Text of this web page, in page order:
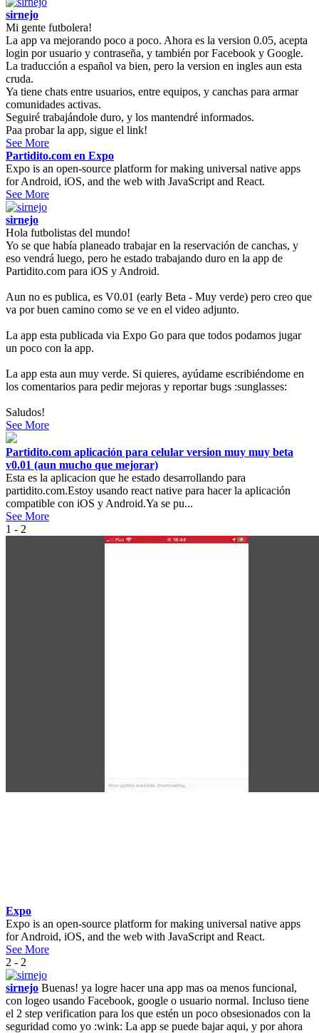
sirnejo
Mi gente futbolera!
La app va mejorando poco a poco. Ahora es la version 0.05, acepta
login por usuario y contraseña, y también por Facebook y Google.
La traducción a español va bien, pero la version en ingles aun esta
cruda.
Ya tiene chats entre usuarios, entre equipos, y canchas para armar
comunidades activas.
Seguiré trabajándole duro, y los mantendré informados.
Paa probar la app, sigue el link!
See More
Partidito.com en Expo
Expo is an open-source platform for making universal native apps
for Android, iOS, and the web with JavaScript and React.
See More
sirnejo
Hola futbolistas del mundo!
Yo se que había planeado trabajar en la reservación de canchas, y
eso vendrá luego, pero he estado trabajando duro en la app de
Partidito.com para iOS y Android.
Aun no es publica, es V0.01 (early Beta - Muy verde) pero creo que
va por buen camino como se ve en el video adjunto.
La app esta publicada via Expo Go para que todos podamos jugar
un poco con la app.
La app esta aun muy verde. Si quieres, ayúdame escribiéndome en
los comentarios para pedir mejoras y reportar bugs :sunglasses:
Saludos!
See More
Partidito.com aplicación para celular version muy muy beta
v0.01 (aun mucho que mejorar)
Esta es la aplicacion que he estado desarrollando para
partidito.com.Estoy usando react native para hacer la aplicación
compatible con iOS y Android.Ya se pu...
See More
1 - 2
Expo
Expo is an open-source platform for making universal native apps
for Android, iOS, and the web with JavaScript and React.
See More
2 - 2
sirnejo Buenas! ya logre hacer una app mas oa menos funcional,
con logeo usando Facebook, google o usuario normal. Incluso tiene
el 2 step verification para los que estén un poco obsesionados con la
seguridad como yo :wink: La app se puede bajar aqui, y por ahora